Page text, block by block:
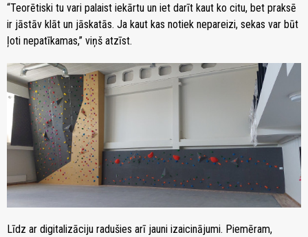
“Teorētiski tu vari palaist iekārtu un iet darīt kaut ko citu, bet praksē
ir jāstāv klāt un jāskatās. Ja kaut kas notiek nepareizi, sekas var būt
ļoti nepatīkamas,” viņš atzīst.
Līdz ar digitalizāciju radušies arī jauni izaicinājumi. Piemēram,